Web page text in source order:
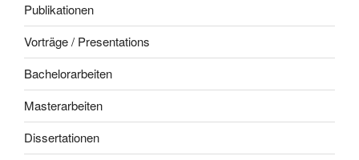
Publikationen
Vorträge / Presentations
Bachelorarbeiten
Masterarbeiten
Dissertationen